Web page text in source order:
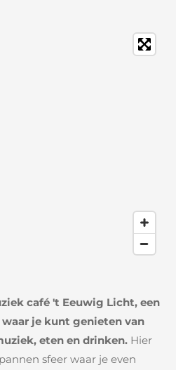
café 't Eeuwig Licht, een
je kunt genieten van
eten en drinken. Hier
sfeer waar je even